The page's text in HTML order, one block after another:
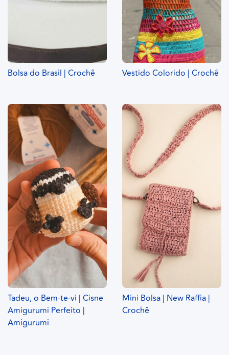
Bolsa do Brasil | Crochê Vestido Colorido | Crochê
Tadeu, o Bem-te-vi | Cisne
Amigurumi Perfeito |
Amigurumi
Mini Bolsa | New Raffia |
Crochê